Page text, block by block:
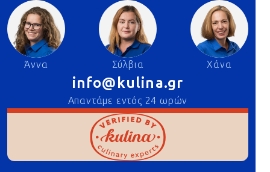
Άννα Σύλβια Χάνα
info@kulina.gr
Απαντάμε εντός 24 ωρών